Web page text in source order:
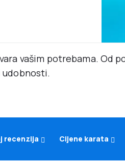
vašim potrebama. Od
udobnosti.
recenzija Cijene karata